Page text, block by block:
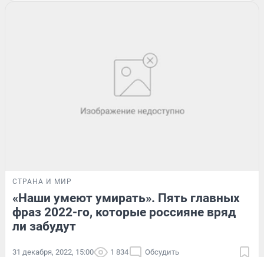
СТРАНА И МИР
«Наши умеют умирать». Пять главных
фраз 2022-го, которые россияне вряд
ли забудут
31 декабря, 2022, 15:00 1 834 Обсудить